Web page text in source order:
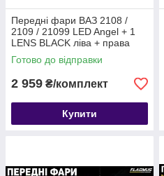
Передні фари ВАЗ 2108 /
2109 / 21099 LED Angel + 1
LENS BLACK ліва + права
Готово до відправки
2 959 ₴/комплект
Купити